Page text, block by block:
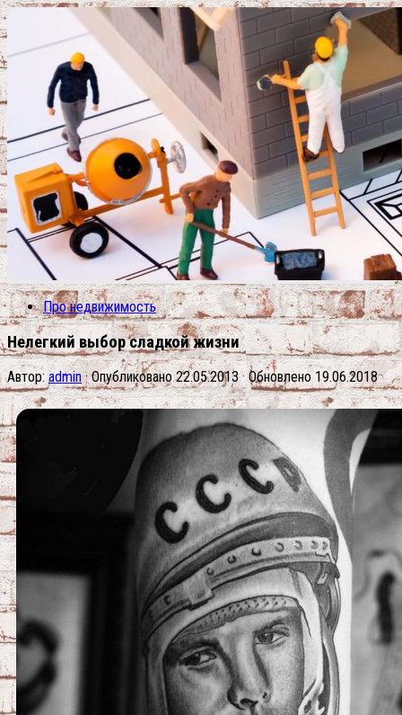
Про недвижимость
Нелегкий выбор сладкой жизни
Автор: admin · Опубликовано22.05.2013· Обновлено 19.06.2018